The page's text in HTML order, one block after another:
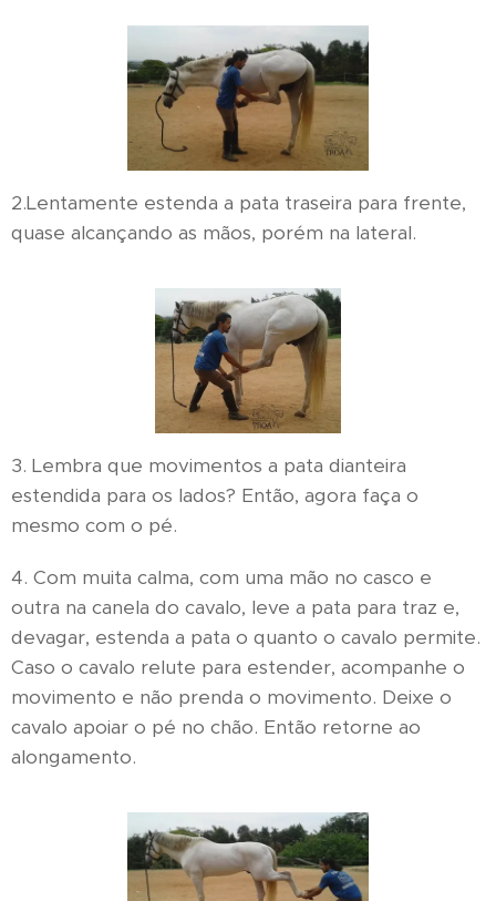
2.Lentamente estenda a pata traseira para frente,
quase alcançando as mãos, porém na lateral.
3. Lembra que movimentos a pata dianteira
estendida para os lados? Então, agora faça o
mesmo com o pé.
4. Com muita calma, com uma mão no casco e
outra na canela do cavalo, leve a pata para traz e,
devagar, estenda a pata o quanto o cavalo permite.
Caso o cavalo relute para estender, acompanhe o
movimento e não prenda o movimento. Deixe o
cavalo apoiar o pé no chão. Então retorne ao
alongamento.